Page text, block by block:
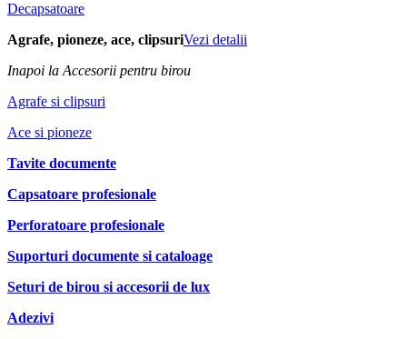
Decapsatoare
Agrafe, pioneze, ace, clipsuriVezi detalii
Inapoi la Accesorii pentru birou
Agrafe si clipsuri
Ace si pioneze
Tavite documente
Capsatoare profesionale
Perforatoare profesionale
Suporturi documente si cataloage
Seturi de birou si accesorii de lux
Adezivi